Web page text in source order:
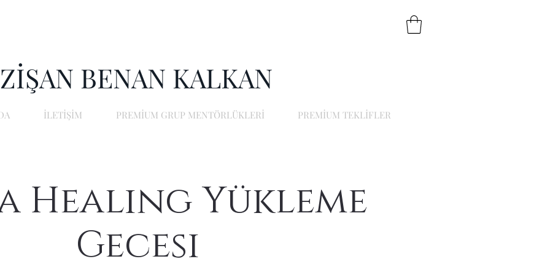
ZİŞAN BENAN KALKAN
İLETİŞİM PREMİUM GRUP MENTÖRLÜKLERİ PREMİUM TEKLİFLER
Healing Yükleme
Gecesi